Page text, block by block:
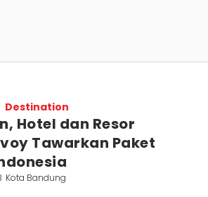
Destination
Hotel dan Resor
Tawarkan Paket
Kota Bandung